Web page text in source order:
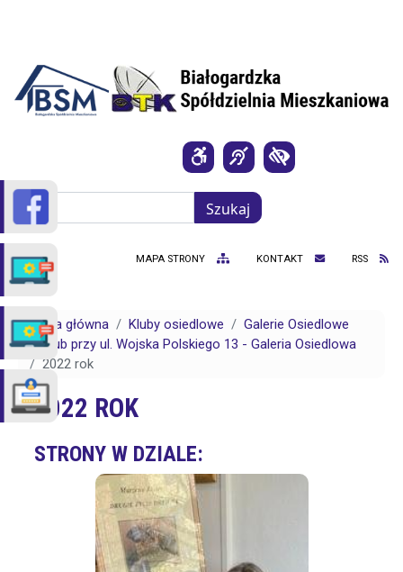
Szukaj
Szukaj
MAPA STRONY KONTAKT RSS
Strona główna Kluby osiedlowe
Galerie Osiedlowe
Klub przy ul. Wojska Polskiego 13 - Galeria Osiedlowa
2022 rok
2022 ROK
STRONY W DZIALE: